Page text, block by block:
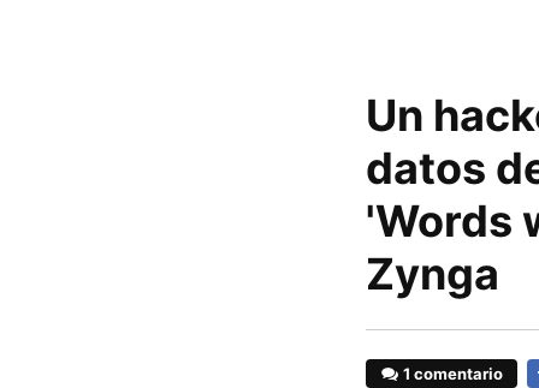
Un
datos
'Words
Zynga
1 comentario